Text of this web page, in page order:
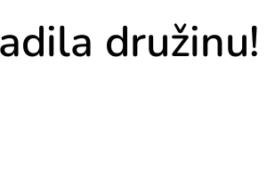
družinu!